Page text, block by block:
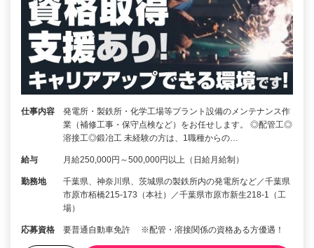
仕事内容
発電所・製鉄所・化学工場等プラント設備のメンテナンス作
業（補修工事・保守点検など）をお任せします。 ◎配管工◎
溶接工◎鍛冶工 未経験の方は、1職種からの…
給与 月給250,000円～500,000円以上（日給月給制）
勤務地
千葉県、神奈川県、茨城県の製鉄所内の発電所など／千葉県
市原市栢橋215-173（本社）／千葉県市原市新生218-1（工
場）
応募資格 要普通自動車免許 ※配管・溶接関係の資格ある方優遇！